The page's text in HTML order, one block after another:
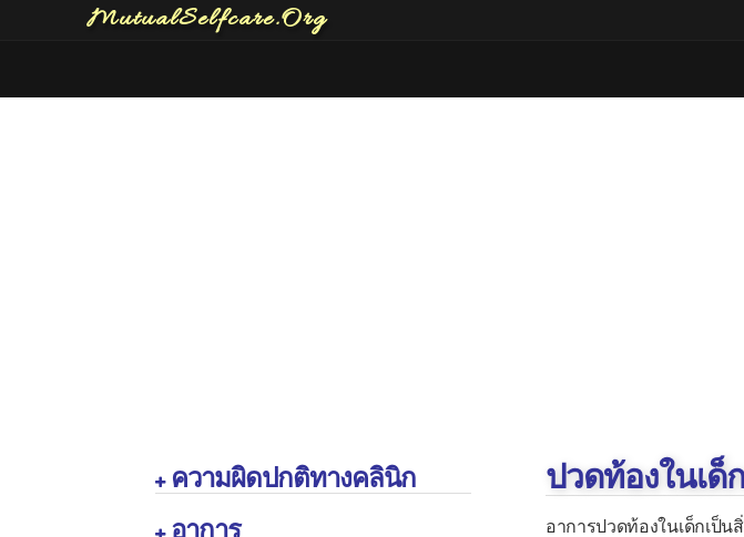
MutualSelfcare.Org
 ความผิดปกติทางคลินิก
อาการ
ปวดท้องในเด็
อาการปวดท้องในเด็กเป็